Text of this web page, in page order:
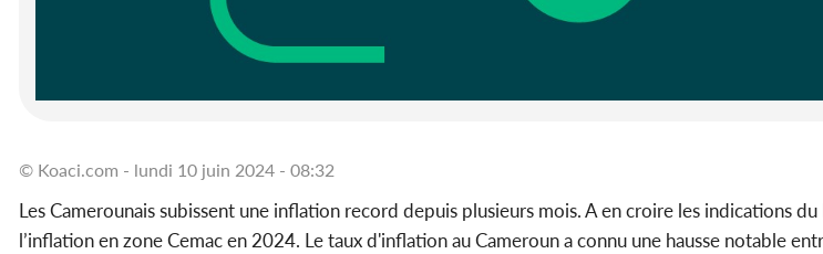
© Koaci.com - lundi 10 juin 2024 - 08:32
Les Camerounais subissent une inflation record depuis plusieurs mois. A en croire les indications
l’inflation en zone Cemac en 2024. Le taux d'inflation au Cameroun a connu une hausse notable